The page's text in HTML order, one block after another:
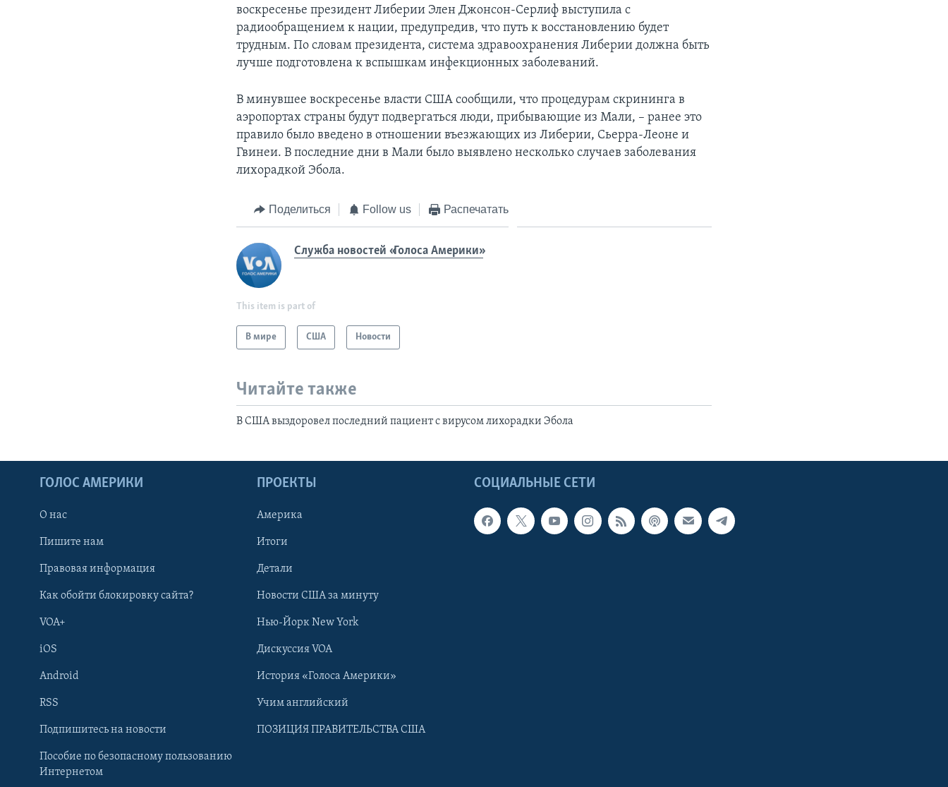
Learning English
воскресенье президент Либерии Элен Джонсон-Серлиф выступила с
радиообращением к нации, предупредив, что путь к восстановлению будет
трудным. По словам президента, система здравоохранения Либерии должна быть
лучше подготовлена к вспышкам инфекционных заболеваний.
В минувшее воскресенье власти США сообщили, что процедурам скрининга в
аэропортах страны будут подвергаться люди, прибывающие из Мали, – ранее это
правило было введено в отношении въезжающих из Либерии, Сьерра-Леоне и
Гвинеи. В последние дни в Мали было выявлено несколько случаев заболевания
лихорадкой Эбола.
Поделиться Follow us Распечатать
Служба новостей «Голоса Америки»
This item is part of
В мире США Новости
Читайте также
В США выздоровел последний пациент с вирусом лихорадки Эбола
СОЦИАЛЬНЫЕ СЕТИ
ГОЛОС АМЕРИКИ
О нас
Пишите нам
Правовая информация
Как обойти блокировку сайта?
VOA+
iOS
Android
RSS
Подпишитесь на новости
Пособие по безопасному пользованию
Интернетом
ПРОЕКТЫ
Америка
Итоги
Детали
Новости США за минуту
Нью-Йорк New York
Дискуссия VOA
История «Голоса Америки»
Учим английский
ПОЗИЦИЯ ПРАВИТЕЛЬСТВА США